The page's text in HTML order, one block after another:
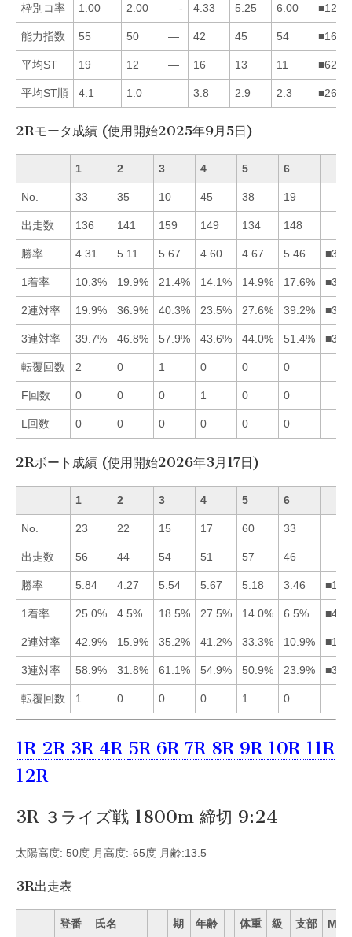
枠別コ率 1.00 2.00 —- 4.33 5.25 6.00
能力指数 55 50 — 42 45 54
平均ST 19 12 — 16 13 11
平均ST順 4.1 1.0 — 3.8 2.9 2.3
2Rモータ成績 (使用開始2025年9月5日)
1 2 3 4 5 6
No. 33 35 10 45 38 19
出走数 136 141 159 149 134 148
勝率 4.31 5.11 5.67 4.60 4.67 5.46
1着率 10.3% 19.9% 21.4% 14.1% 14.9% 17.6%
2連対率 19.9% 36.9% 40.3% 23.5% 27.6% 39.2%
3連対率 39.7% 46.8% 57.9% 43.6% 44.0% 51.4%
転覆回数 2 0 1 0 0 0
F回数 0 0 0 1 0 0
L回数 0 0 0 0 0 0
2Rボート成績 (使用開始2026年3月17日)
1 2 3 4 5 6
No. 23 22 15 17 60 33
出走数 56 44 54 51 57 46
勝率 5.84 4.27 5.54 5.67 5.18 3.46
1着率 25.0% 4.5% 18.5% 27.5% 14.0% 6.5%
2連対率 42.9% 15.9% 35.2% 41.2% 33.3% 10.9%
3連対率 58.9% 31.8% 61.1% 54.9% 50.9% 23.9%
転覆回数 1 0 0 0 1 0
1R 2R 3R 4R 5R 6R 7R 8R 9R 10R 11R
12R
3R ３ライズ戦 1800m 締切 9:24
太陽高度: 50度 月高度:-65度 月齢:13.5
3R出走表
登番 氏名 期 年齢 体重 級 支部 Mo